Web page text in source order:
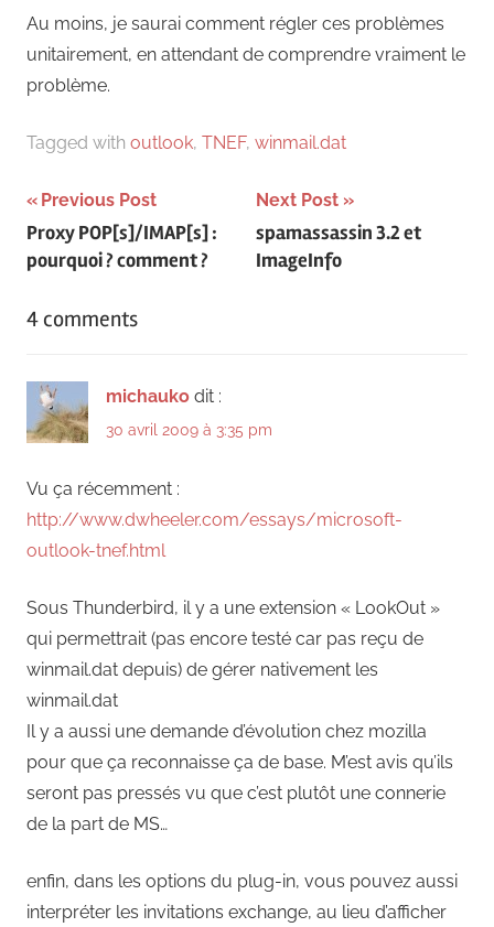
Au moins, je saurai comment régler ces problèmes
unitairement, en attendant de comprendre vraiment le
problème.
Tagged with outlook, TNEF, winmail.dat
Navigation
de
Previous Post
Proxy POP[s]/IMAP[s] :
pourquoi ? comment ?
Next Post
spamassassin 3.2 et
ImageInfo
4 comments
michauko dit :
30 avril 2009 à 3:35 pm
Vu ça récemment :
http://www.dwheeler.com/essays/microsoft-
outlook-tnef.html
Sous Thunderbird, il y a une extension « LookOut »
qui permettrait (pas encore testé car pas reçu de
winmail.dat depuis) de gérer nativement les
winmail.dat
Il y a aussi une demande d’évolution chez mozilla
pour que ça reconnaisse ça de base. M’est avis qu’ils
seront pas pressés vu que c’est plutôt une connerie
de la part de MS…
enfin, dans les options du plug-in, vous pouvez aussi
interpréter les invitations exchange, au lieu d’afficher